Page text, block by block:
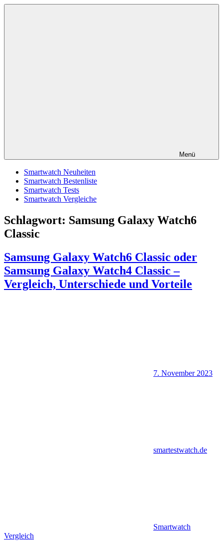
Zum
Menü
Smartwatch Neuheiten
Smartwatch Bestenliste
Smartwatch Tests
Smartwatch Vergleiche
Schlagwort: Samsung Galaxy Watch6
Classic
Samsung Galaxy Watch6 Classic oder
Samsung Galaxy Watch4 Classic –
Vergleich, Unterschiede und Vorteile
7. November 2023
smartestwatch.de
Smartwatch
Vergleich